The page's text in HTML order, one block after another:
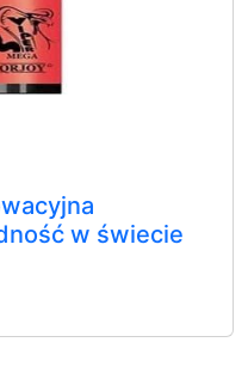
w świecie